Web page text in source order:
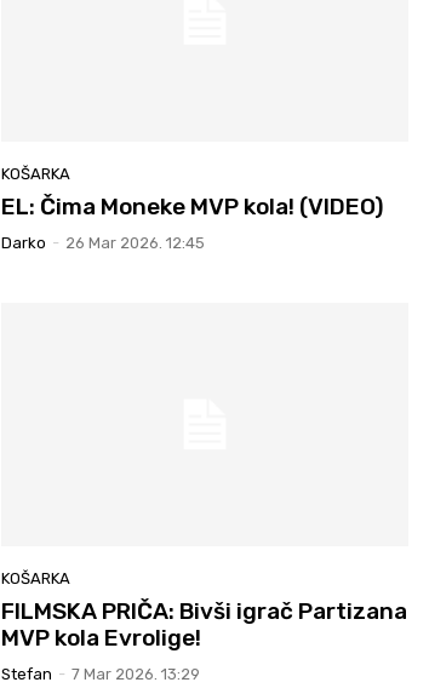
KOŠARKA
EL: Čima Moneke MVP kola! (VIDEO)
Darko - 26 Mar 2026. 12:45
KOŠARKA
FILMSKA PRIČA: Bivši igrač Partizana
MVP kola Evrolige!
Stefan - 7 Mar 2026. 13:29